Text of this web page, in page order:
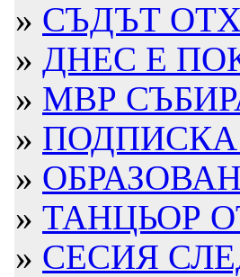
» СЪДЪТ
» ДНЕС Е
» МВР
»
»
» ТАНЦЬОР
» СЕСИЯ